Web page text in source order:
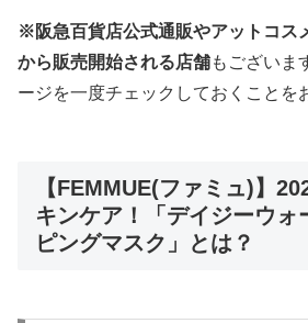
※阪急百貨店公式通販やアットコス
から販売開始される店舗もございま
ージを一度チェックしておくことを
【FEMMUE(ファミュ)】
キンケア！「デイジーウォ
ピングマスク」とは？